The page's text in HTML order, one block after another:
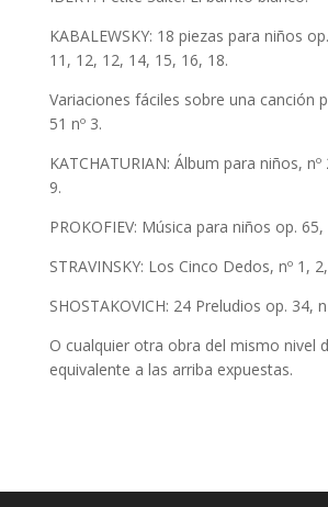
KABALEWSKY: 18 piezas para niños
11, 12, 12, 14, 15, 16, 18.
Variaciones fáciles sobre una canción
51 nº 3.
KATCHATURIAN: Álbum para niños,
9.
PROKOFIEV: Música para niños op. 65,
STRAVINSKY: Los Cinco Dedos, nº 1,
SHOSTAKOVICH: 24 Preludios op. 34,
O cualquier otra obra del mismo nivel
equivalente a las arriba expuestas.